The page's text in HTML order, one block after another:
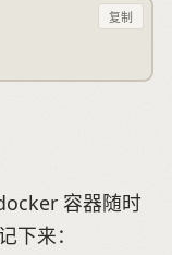
复制
容器随时
下来：